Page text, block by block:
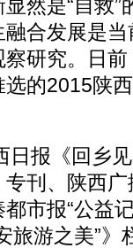
然是“自救”
合发展是
研究。日
的2015陕
日报《回乡
刊、陕西
市报“公益
旅游之美”》